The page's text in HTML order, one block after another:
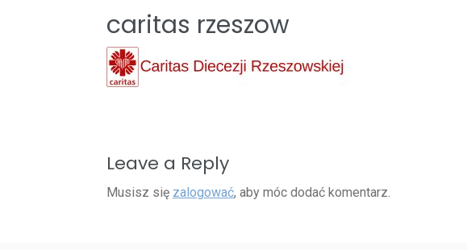
caritas rzeszow
Leave a Reply
Musisz się zalogować, aby móc dodać komentarz.